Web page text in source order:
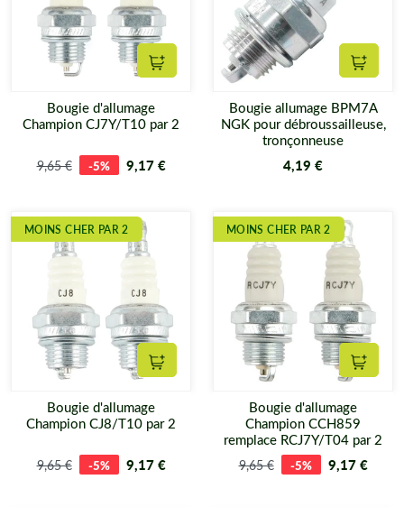
Ajouter au panier
Bougie d'allumage
Champion CJ7Y/T10 par 2
9,65 € -5% 9,17 €
Bougie allumage BPM7A
NGK pour débroussailleuse,
tronçonneuse
4,19 €
MOINS CHER PAR 2
Ajouter au panier
Bougie d'allumage
Champion CJ8/T10 par 2
9,65 € -5% 9,17 €
MOINS CHER PAR 2
Bougie d'allumage
Champion CCH859
remplace RCJ7Y/T04 par 2
9,65 € -5% 9,17 €